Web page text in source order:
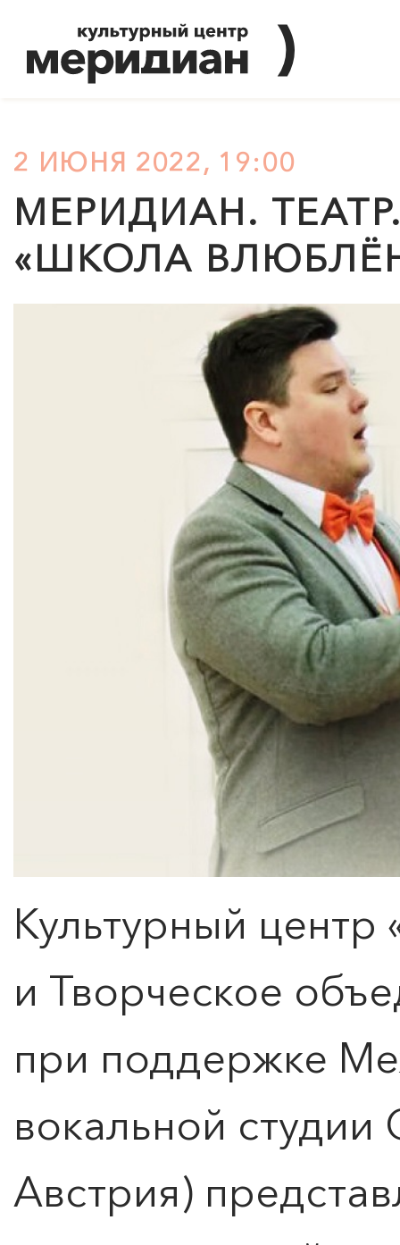
2 ИЮНЯ 2022, 19:00
МЕРИДИАН.
«ШКОЛА
Культурный центр
и Творческое
при поддержке
вокальной студии
Австрия)